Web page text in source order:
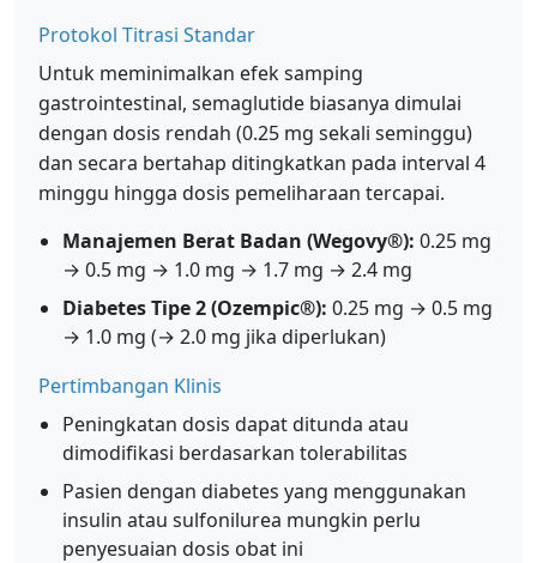
Protokol Titrasi Standar
Untuk meminimalkan efek samping
gastrointestinal, semaglutide biasanya dimulai
dengan dosis rendah (0.25 mg sekali seminggu)
dan secara bertahap ditingkatkan pada interval 4
minggu hingga dosis pemeliharaan tercapai.
Manajemen Berat Badan (Wegovy®): 0.25 mg
→ 0.5 mg → 1.0 mg → 1.7 mg → 2.4 mg
Diabetes Tipe 2 (Ozempic®): 0.25 mg → 0.5 mg
→ 1.0 mg (→ 2.0 mg jika diperlukan)
Pertimbangan Klinis
Peningkatan dosis dapat ditunda atau
dimodifikasi berdasarkan tolerabilitas
Pasien dengan diabetes yang menggunakan
insulin atau sulfonilurea mungkin perlu
penyesuaian dosis obat ini